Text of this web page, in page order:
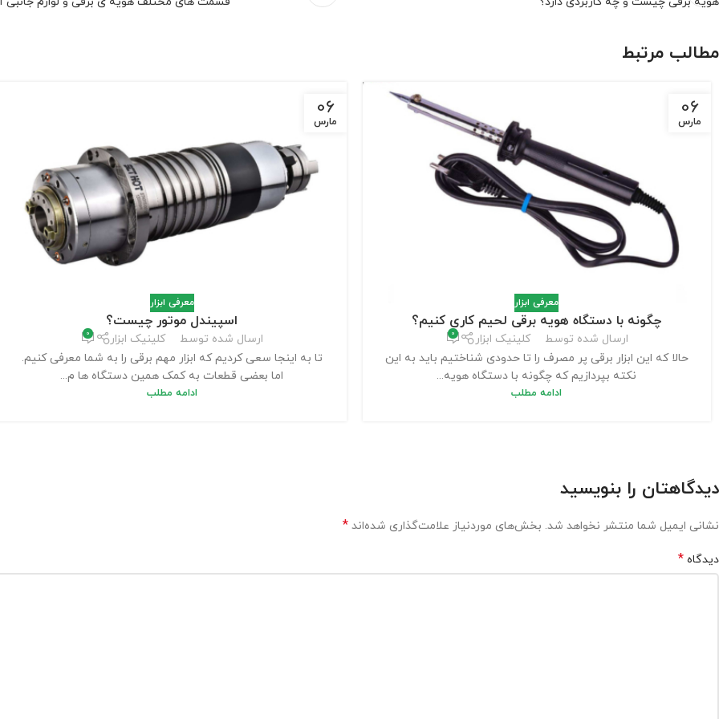
مطالب مرتبط
06
مارس
معرفی ابزار
چگونه با دستگاه هویه برقی لحیم کاری کنیم؟
ارسال شده توسط کلینیک ابزار 0
حالا که این ابزار برقی پر مصرف را تا حدودی شناختیم باید به این
نکته بپردازیم که چگونه با دستگاه هویه...
ادامه مطلب
06
مارس
معرفی ابزار
اسپیندل موتور چیست؟
ارسال شده توسط کلینیک ابزار 0
تا به اینجا سعی کردیم که ابزار مهم برقی را به شما معرفی کنیم.
اما بعضی قطعات به کمک همین دستگاه ها م...
ادامه مطلب
دیدگاهتان را بنویسید
نشانی ایمیل شما منتشر نخواهد شد. بخش‌های موردنیاز علامت‌گذاری شده‌اند *
دیدگاه *